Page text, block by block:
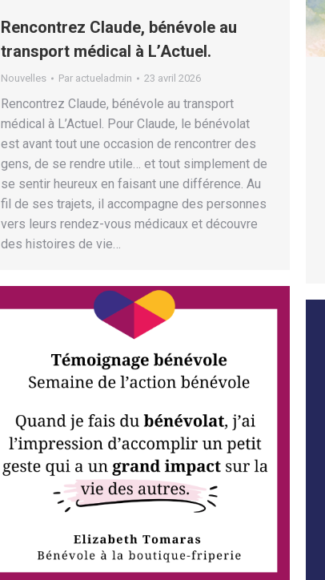
Rencontrez Claude, bénévole au
transport médical à L’Actuel.
Nouvelles Par actueladmin 23 avril 2026
Rencontrez Claude, bénévole au transport
médical à L’Actuel. Pour Claude, le bénévolat
est avant tout une occasion de rencontrer des
gens, de se rendre utile… et tout simplement de
se sentir heureux en faisant une différence. Au
fil de ses trajets, il accompagne des personnes
vers leurs rendez-vous médicaux et découvre
des histoires de vie…